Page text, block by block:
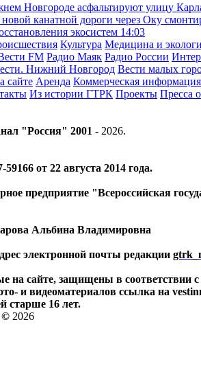
Новгороде асфальтируют улицу
канатной дороги через Оку
экосистем 14:03
Культура Медицина и
FM Радио Маяк Радио России
Нижний Новгород Вести малых
сайте Аренда Коммерческая информация
Из истории ГТРК Проекты Пресса
"Россия" 2001 - 2026.
от 22 августа 2014 года.
предприятие "Всероссийская
Альбина Владимировна
электронной почты редакции
сайте, защищены в соответствии
и видеоматериалов ссылка на
старше 16 лет.
© 2026